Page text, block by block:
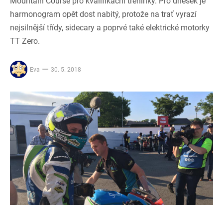
harmonogram opět dost nabitý, protože na trať vyrazí
nejsilnější třídy, sidecary a poprvé také elektrické motorky
TT Zero.
Eva 30. 5. 2018